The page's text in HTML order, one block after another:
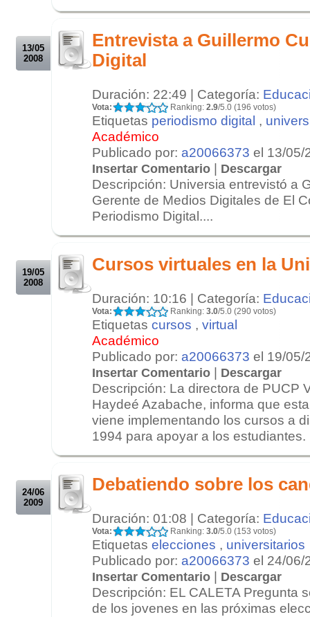
13/05
2008
Entrevista a Guillermo
Digital
Duración: 22:49 | Categoría:
Vota: Ranking: 2.9/5.0 (196 votos)
Etiquetas periodismo digital ,
Académico
Publicado por: a20066373 el 13/05/
Insertar Comentario | Descargar
Descripción: Universia entrevistó a
Gerente de Medios Digitales de El
Periodismo Digital....
19/05
2008
Cursos virtuales en la
Duración: 10:16 | Categoría:
Vota: Ranking: 3.0/5.0 (290 votos)
Etiquetas cursos , virtual
Académico
Publicado por: a20066373 el 19/05/
Insertar Comentario | Descargar
Descripción: La directora de PUCP
Haydeé Azabache, informa que
viene implementando los cursos a
1994 para apoyar a los estudiantes.
24/06
2009
Debatiendo sobre los
Duración: 01:08 | Categoría:
Vota: Ranking: 3.0/5.0 (153 votos)
Etiquetas elecciones , universitarios
Publicado por: a20066373 el 24/06/
Insertar Comentario | Descargar
Descripción: EL CALETA Pregunta
de los jovenes en las próximas